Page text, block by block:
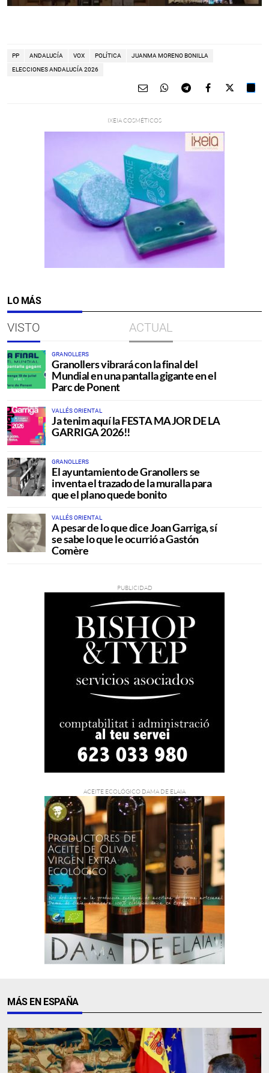
PP ANDALUCÍA VOX POLÍTICA JUANMA MORENO BONILLA
ELECCIONES ANDALUCÍA 2026
LO MÁS
VISTO ACTUAL
GRANOLLERS
Granollers vibrará con la final del
Mundial en una pantalla gigante en el
Parc de Ponent
VALLÉS ORIENTAL
Ja tenim aquí la FESTA MAJOR DE LA
GARRIGA 2026!!
GRANOLLERS
El ayuntamiento de Granollers se
inventa el trazado de la muralla para
que el plano quede bonito
VALLÉS ORIENTAL
A pesar de lo que dice Joan Garriga, sí
se sabe lo que le ocurrió a Gastón
Comère
MÁS EN ESPAÑA